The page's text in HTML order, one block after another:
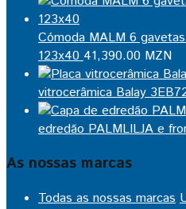
Cómoda MALM 6
123x40 41,390.00 MZN
vitrocerâmica Balay
edredão PALMLILJA e
As nossas marcas
Todas as nossas marcas